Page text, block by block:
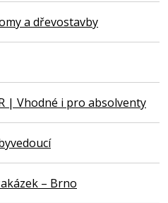
a dřevostavby
| Vhodné i pro absolventy
– Brno